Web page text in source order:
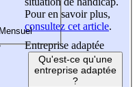
Pour en savoir plus,
consultez cet article.
Entreprise adaptée
Qu'est-ce qu'une
entreprise adaptée
?